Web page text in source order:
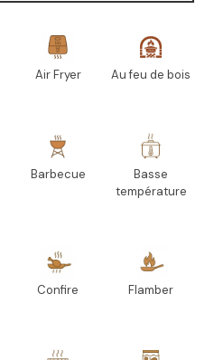
Air Fryer Au feu de bois
Barbecue
Basse
température
Confire Flamber